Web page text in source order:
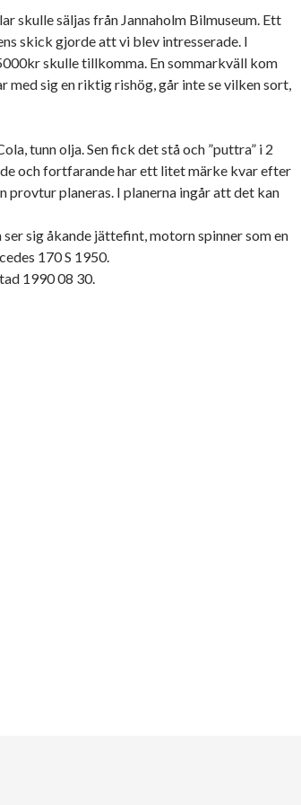
skulle säljas från Jannaholm Bilmuseum. Ett
skick gjorde att vi blev intresserade. I
skulle tillkomma. En sommarkväll kom
med sig en riktig rishög, går inte se vilken sort,
tunn olja. Sen fick det stå och ”puttra” i 2
och fortfarande har ett litet märke kvar efter
provtur planeras. I planerna ingår att det kan
sig åkande jättefint, motorn spinner som en
170 S 1950.
1990 08 30.